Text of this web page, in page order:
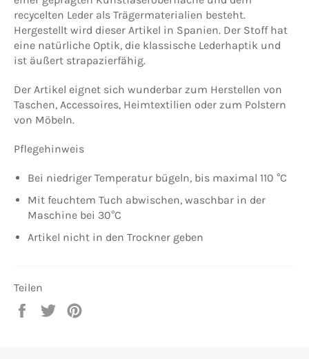
recycelten Leder als Trägermaterialien besteht.
Hergestellt wird dieser Artikel in Spanien. Der Stoff hat
eine natürliche Optik, die klassische Lederhaptik und
ist äußert strapazierfähig.
Der Artikel eignet sich wunderbar zum Herstellen von
Taschen, Accessoires, Heimtextilien oder zum Polstern
von Möbeln.
Pflegehinweis
Bei niedriger Temperatur bügeln, bis maximal 110 °C
Mit feuchtem Tuch abwischen, waschbar in der
Maschine bei 30°C
Artikel nicht in den Trockner geben
Teilen
Auf
Auf